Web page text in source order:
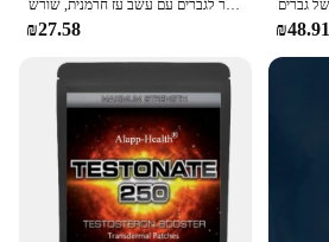
₪27.58 ₪48.91